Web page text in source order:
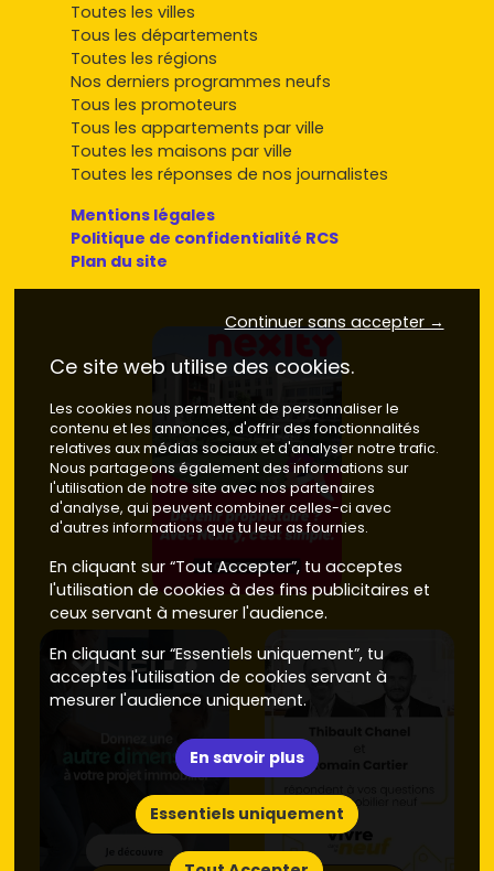
Toutes les villes
Tous les départements
Toutes les régions
Nos derniers programmes neufs
Tous les promoteurs
Tous les appartements par ville
Toutes les maisons par ville
Toutes les réponses de nos journalistes
Mentions légales
Politique de confidentialité RCS
Plan du site
Continuer sans accepter →
Ce site web utilise des cookies.
Les cookies nous permettent de personnaliser le
contenu et les annonces, d'offrir des fonctionnalités
relatives aux médias sociaux et d'analyser notre trafic.
Nous partageons également des informations sur
l'utilisation de notre site avec nos partenaires
d'analyse, qui peuvent combiner celles-ci avec
d'autres informations que tu leur as fournies.
En cliquant sur “Tout Accepter”, tu acceptes
l'utilisation de cookies à des fins publicitaires et
ceux servant à mesurer l'audience.
En cliquant sur “Essentiels uniquement”, tu
acceptes l'utilisation de cookies servant à
mesurer l'audience uniquement.
En savoir plus
Essentiels uniquement